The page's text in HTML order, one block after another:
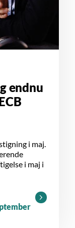
endnu
i maj.
i maj i